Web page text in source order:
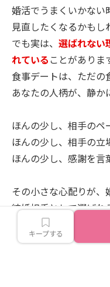
婚活でうまくいかない
見直したくなるかもし
でも実は、 選ばれない
れている ことがありま
食事デートは、ただの
あなたの人柄が、静か
ほんの少し、相手のペ
ほんの少し、相手の立
ほんの少し、感謝を言
その小さな心配りが、
結婚相手として選ばれ
はありません。
一緒にいる相手を、
キープする